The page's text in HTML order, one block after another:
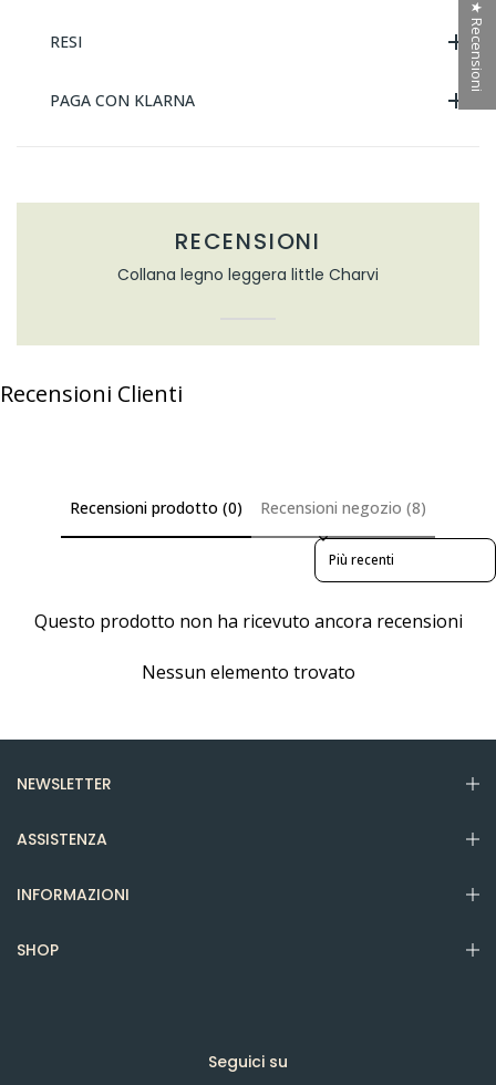
RESI
PAGA CON KLARNA
RECENSIONI
Collana legno leggera little Charvi
Recensioni Clienti
Recensioni prodotto (0) Recensioni negozio (8)
Sort reviews by
Questo prodotto non ha ricevuto ancora recensioni
Nessun elemento trovato
NEWSLETTER
ASSISTENZA
INFORMAZIONI
SHOP
Seguici su
★ Recensioni